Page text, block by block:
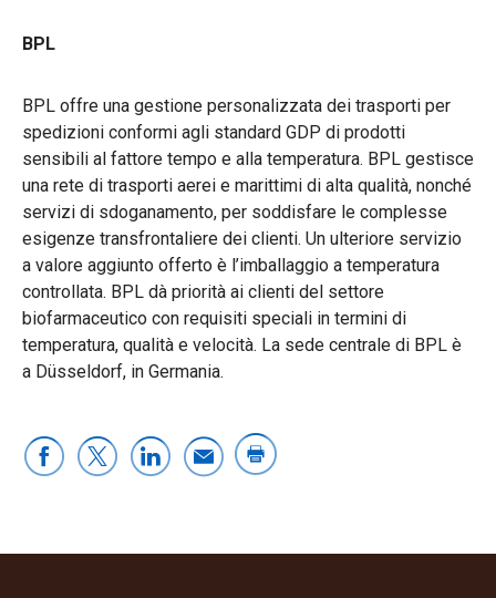
BPL
BPL offre una gestione personalizzata dei trasporti per
spedizioni conformi agli standard GDP di prodotti
sensibili al fattore tempo e alla temperatura. BPL gestisce
una rete di trasporti aerei e marittimi di alta qualità, nonché
servizi di sdoganamento, per soddisfare le complesse
esigenze transfrontaliere dei clienti. Un ulteriore servizio
a valore aggiunto offerto è l’imballaggio a temperatura
controllata. BPL dà priorità ai clienti del settore
biofarmaceutico con requisiti speciali in termini di
temperatura, qualità e velocità. La sede centrale di BPL è
a Düsseldorf, in Germania.